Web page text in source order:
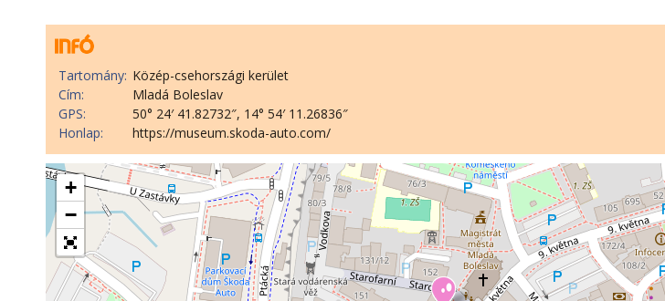
Tartomány: Közép-csehországi kerület
Cím:
Mladá Boleslav
GPS:
50° 24′ 41.82732″, 14° 54′ 11.26836″
Honlap:
https://museum.skoda-auto.com/
+
−